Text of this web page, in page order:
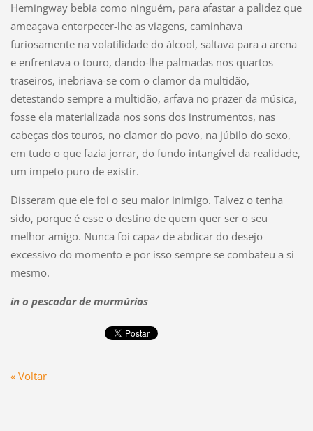
Hemingway bebia como ninguém, para afastar a palidez que
ameaçava entorpecer-lhe as viagens, caminhava
furiosamente na volatilidade do álcool, saltava para a arena
e enfrentava o touro, dando-lhe palmadas nos quartos
traseiros, inebriava-se com o clamor da multidão,
detestando sempre a multidão, arfava no prazer da música,
fosse ela materializada nos sons dos instrumentos, nas
cabeças dos touros, no clamor do povo, na júbilo do sexo,
em tudo o que fazia jorrar, do fundo intangível da realidade,
um ímpeto puro de existir.
Disseram que ele foi o seu maior inimigo. Talvez o tenha
sido, porque é esse o destino de quem quer ser o seu
melhor amigo. Nunca foi capaz de abdicar do desejo
excessivo do momento e por isso sempre se combateu a si
mesmo.
in o pescador de murmúrios
« Voltar